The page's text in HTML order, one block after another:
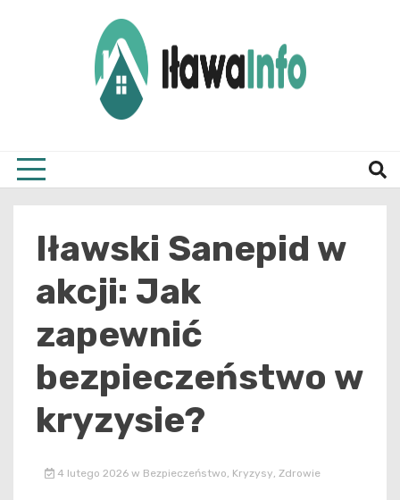
Iławski Sanepid w
akcji: Jak
zapewnić
bezpieczeństwo w
kryzysie?
4 lutego 2026 w Bezpieczeństwo, Kryzysy, Zdrowie